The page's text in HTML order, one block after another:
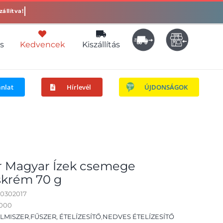
Kedvencek Kiszállítás
Hírlevél ÚJDONSÁGOK
Magyar Ízek csemege
70 g
,FŰSZER, ÉTELÍZESÍTŐ,NEDVES ÉTELÍZESÍTŐ